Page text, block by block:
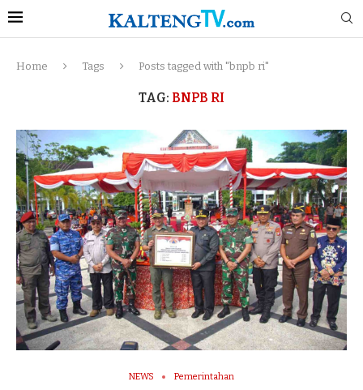
Home Tags Posts tagged with "bnpb ri"
TAG: BNPB RI
NEWS Pemerintahan